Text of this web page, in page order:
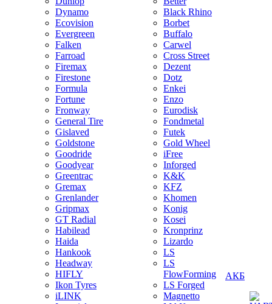
Dynamo
Ecovision
Evergreen
Falken
Farroad
Firemax
Firestone
Formula
Fortune
Fronway
General Tire
Gislaved
Goldstone
Goodride
Goodyear
Greentrac
Gremax
Grenlander
Gripmax
GT Radial
Habilead
Haida
Hankook
Headway
HIFLY
Ikon Tyres
iLINK
Black Rhino
Borbet
Buffalo
Carwel
Cross Street
Dezent
Dotz
Enkei
Enzo
Eurodisk
Fondmetal
Futek
Gold Wheel
iFree
Inforged
K&K
KFZ
Khomen
Konig
Kosei
Kronprinz
Lizardo
LS
LS
FlowForming
LS Forged
Magnetto
АКБ